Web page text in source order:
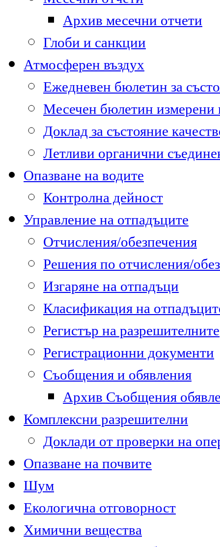
Архив месечни отчети
Глоби и санкции
Атмосферен въздух
Ежедневен бюлетин за
Месечен бюлетин
Доклад за състояние
Летливи органични
Опазване на водите
Контролна дейност
Управление на отпадъците
Отчисления/обезпечения
Решения по отчисления/
Изгаряне на отпадъци
Класификация на
Регистър на разрешителните
Регистрационни документи
Съобщения и обявления
Архив Съобщения
Комплексни разрешителни
Доклади от проверки на
Опазване на почвите
Шум
Екологична отговорност
Химични вещества